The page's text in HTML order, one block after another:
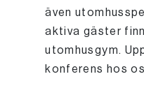
även
aktiva gäster
utomhusgym.
konferens hos